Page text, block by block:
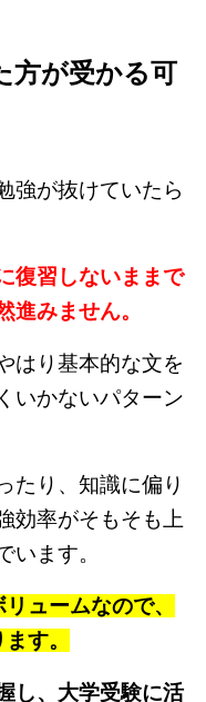
方が受かる可
強が抜けていたら
復習しないままで
進みません。
はり基本的な文を
いかないパターン
たり、知識に偏り
効率がそもそも上
います。
ュームなので、
す。
し、大学受験に活